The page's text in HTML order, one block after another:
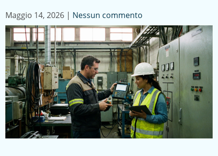
Maggio 14, 2026 | Nessun commento